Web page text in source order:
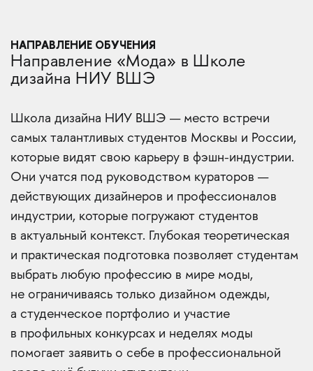
НАПРАВЛЕНИЕ ОБУЧЕНИЯ
Направление «Мода» в Школе
дизайна НИУ ВШЭ
Школа дизайна НИУ ВШЭ — место встречи
самых талантливых студентов Москвы и России,
которые видят свою карьеру в фэшн-индустрии.
Они учатся под руководством кураторов —
действующих дизайнеров и профессионалов
индустрии, которые погружают студентов
в актуальный контекст. Глубокая теоретическая
и практическая подготовка позволяет студентам
выбрать любую профессию в мире моды,
не ограничиваясь только дизайном одежды,
а студенческое портфолио и участие
в профильных конкурсах и неделях моды
помогает заявить о себе в профессиональной